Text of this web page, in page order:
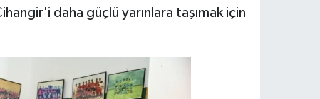
daha güçlü yarınlara taşımak için